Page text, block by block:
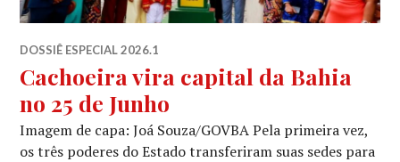
DOSSIÊ ESPECIAL 2026.1
Cachoeira vira capital da Bahia
no 25 de Junho
Imagem de capa: Joá Souza/GOVBA Pela primeira vez,
os três poderes do Estado transferiram suas sedes para